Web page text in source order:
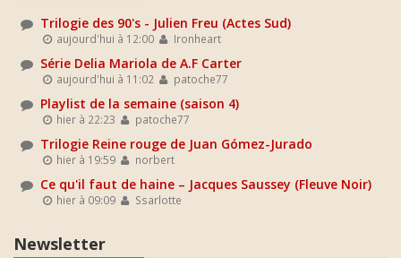
Trilogie des 90's - Julien Freu (Actes Sud)
aujourd'hui à 12:00 Ironheart
Série Delia Mariola de A.F Carter
aujourd'hui à 11:02 patoche77
Playlist de la semaine (saison 4)
hier à 22:23 patoche77
Trilogie Reine rouge de Juan Gómez-Jurado
hier à 19:59 norbert
Ce qu'il faut de haine – Jacques Saussey (Fleuve Noir)
hier à 09:09 Ssarlotte
Newsletter